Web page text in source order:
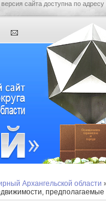
сайта доступна по адресу
Архангельской области
предполагаемые